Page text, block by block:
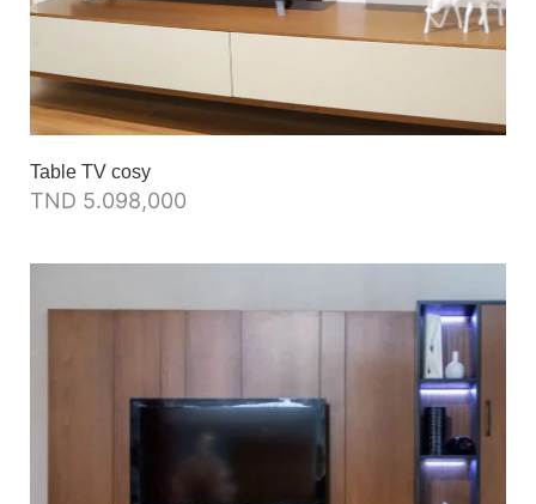
Table TV cosy
TND 5.098,000